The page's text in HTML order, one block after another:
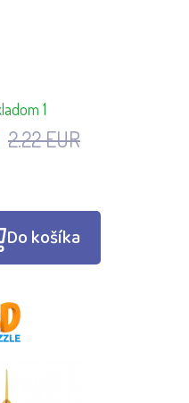
1
2.22 EUR
Do košíka